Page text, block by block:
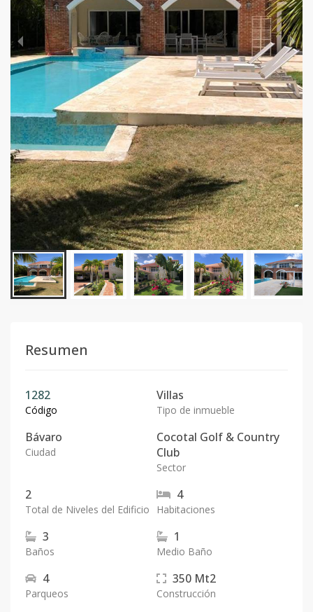
Resumen
1282
Código
Villas
Tipo de inmueble
Bávaro
Ciudad
Cocotal Golf & Country
Club
Sector
2
Total de Niveles del Edificio
4
Habitaciones
3
Baños
1
Medio Baño
4
Parqueos
350 Mt2
Construcción